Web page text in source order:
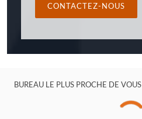
CONTACTEZ-NOUS
BUREAU LE PLUS PROCHE DE VOUS